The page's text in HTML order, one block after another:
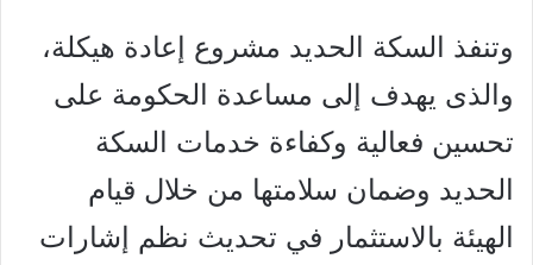
وتنفذ السكة الحديد مشروع إعادة هيكلة،
والذى يهدف إلى مساعدة الحكومة على
تحسين فعالية وكفاءة خدمات السكة
الحديد وضمان سلامتها من خلال قيام
الهيئة بالاستثمار في تحديث نظم إشارات